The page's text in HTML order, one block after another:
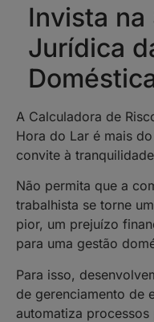
Invista na
Jurídica
A Calculadora de
Hora do Lar é mais
convite à
Não permita que a
trabalhista se torne
pior, um prejuízo
para uma gestão
Para isso,
de gerenciamento de
automatiza